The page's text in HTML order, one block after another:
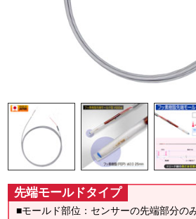
先端モールドタイプ
■モールド部位：センサーの先端部分の